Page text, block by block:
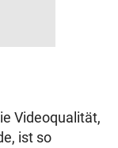
Videoqualität,
ist so